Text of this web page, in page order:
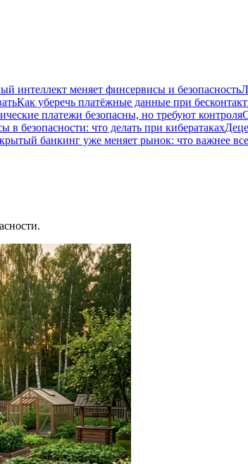
интеллект меняет финсервисы и безопасность
Как уберечь платёжные данные при
платежи безопасны, но требуют контроля
в безопасности: что делать при кибератаках
банкинг уже меняет рынок: что важнее